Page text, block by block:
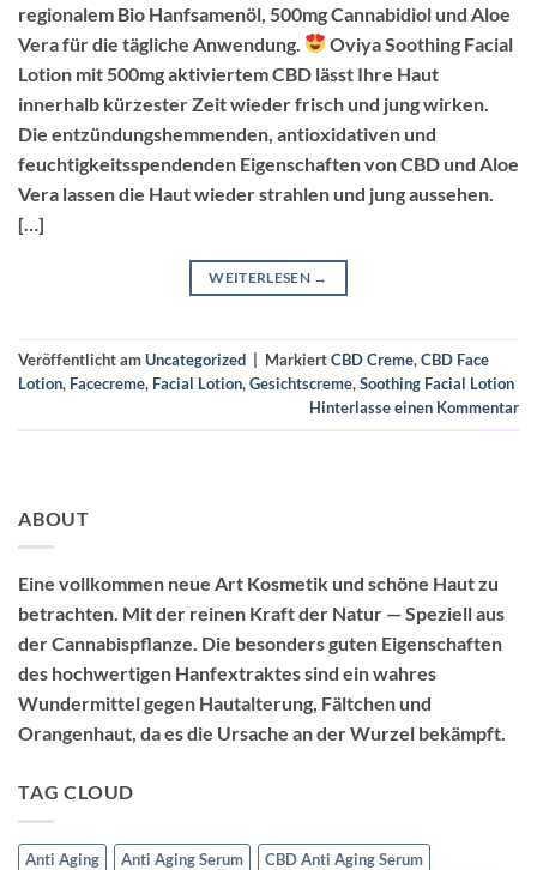
regionalem Bio Hanfsamenöl, 500mg Cannabidiol und Aloe
Vera für die tägliche Anwendung.
Oviya Soothing Facial
Lotion mit 500mg aktiviertem CBD lässt Ihre Haut
innerhalb kürzester Zeit wieder frisch und jung wirken.
Die entzündungshemmenden, antioxidativen und
feuchtigkeitsspendenden Eigenschaften von CBD und Aloe
Vera lassen die Haut wieder strahlen und jung aussehen.
[…]
WEITERLESEN →
Veröffentlicht amUncategorized MarkiertCBD Creme,CBD Face
Lotion, Facecreme, Facial Lotion,Gesichtscreme,Soothing Facial Lotion
Hinterlasse einen Kommentar
ABOUT
Eine vollkommen neue Art Kosmetik und schöne Haut zu
betrachten. Mit der reinen Kraft der Natur — Speziell aus
der Cannabispflanze. Die besonders guten Eigenschaften
des hochwertigen Hanfextraktes sind ein wahres
Wundermittel gegen Hautalterung, Fältchen und
Orangenhaut, da es die Ursache an der Wurzel bekämpft.
TAG CLOUD
Anti Aging Anti Aging Serum
CBD Anti Aging Serum